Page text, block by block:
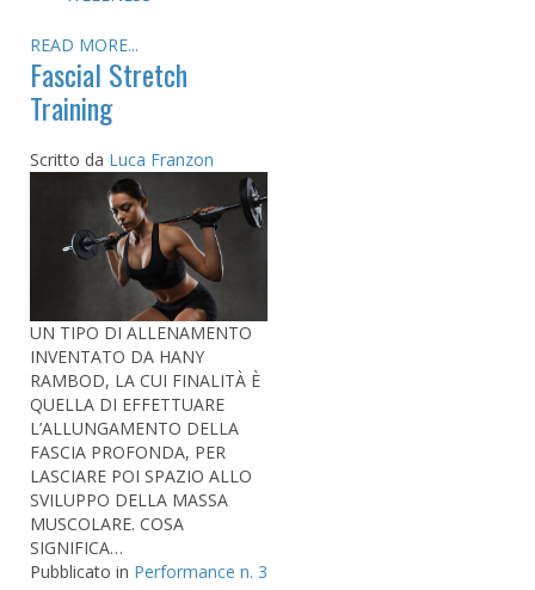
READ MORE...
Fascial Stretch
Training
Scritto da Luca Franzon
UN TIPO DI ALLENAMENTO
INVENTATO DA HANY
RAMBOD, LA CUI FINALITÀ È
QUELLA DI EFFETTUARE
L’ALLUNGAMENTO DELLA
FASCIA PROFONDA, PER
LASCIARE POI SPAZIO ALLO
SVILUPPO DELLA MASSA
MUSCOLARE. COSA
SIGNIFICA…
Pubblicato in Performance n. 3